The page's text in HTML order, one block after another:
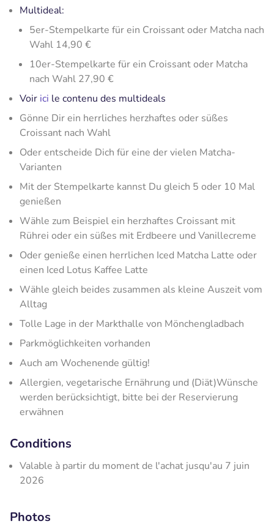
Multideal:
5er-Stempelkarte für ein Croissant oder Matcha nach
Wahl 14,90 €
10er-Stempelkarte für ein Croissant oder Matcha
nach Wahl 27,90 €
Voir ici le contenu des multideals
Gönne Dir ein herrliches herzhaftes oder süßes
Croissant nach Wahl
Oder entscheide Dich für eine der vielen Matcha-
Varianten
Mit der Stempelkarte kannst Du gleich 5 oder 10 Mal
genießen
Wähle zum Beispiel ein herzhaftes Croissant mit
Rührei oder ein süßes mit Erdbeere und Vanillecreme
Oder genieße einen herrlichen Iced Matcha Latte oder
einen Iced Lotus Kaffee Latte
Wähle gleich beides zusammen als kleine Auszeit vom
Alltag
Tolle Lage in der Markthalle von Mönchengladbach
Parkmöglichkeiten vorhanden
Auch am Wochenende gültig!
Allergien, vegetarische Ernährung und (Diät)Wünsche
werden berücksichtigt, bitte bei der Reservierung
erwähnen
Conditions
Valable à partir du moment de l'achat jusqu'au 7 juin
2026
Photos